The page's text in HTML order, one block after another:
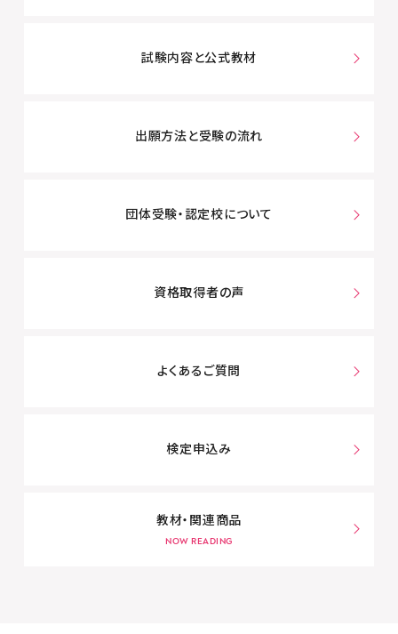
試験内容と公式教材
出願方法と受験の流れ
団体受験・認定校について
資格取得者の声
よくあるご質問
検定申込み
教材・関連商品